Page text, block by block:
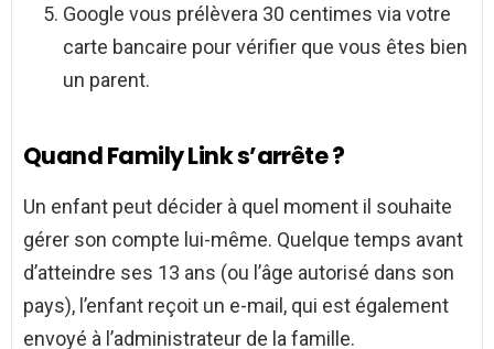
Google vous prélèvera 30 centimes via votre
carte bancaire pour vérifier que vous êtes bien
un parent.
Quand Family Link s’arrête ?
Un enfant peut décider à quel moment il souhaite
gérer son compte lui-même. Quelque temps avant
d’atteindre ses 13 ans (ou l’âge autorisé dans son
pays), l’enfant reçoit un e-mail, qui est également
envoyé à l’administrateur de la famille.